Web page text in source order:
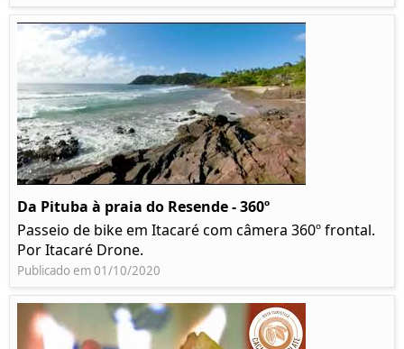
Da Pituba à praia do Resende - 360º
Passeio de bike em Itacaré com câmera 360º frontal.
Por Itacaré Drone.
Publicado em 01/10/2020